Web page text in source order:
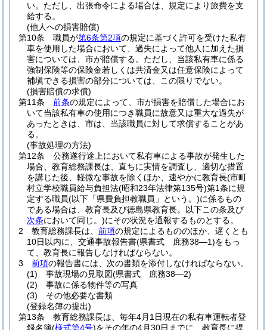
い。 ただし、出張命令による場合は、規定により旅費を支
給する。
(他人への損害賠償)
第10条
職員が第6条第2項の規定に基づく許可を受けた私有
車を使用した場合において、過失によって他人に加えた損
害については、市が賠償する。 ただし、当該私有車に係る
強制保険等の保険金若しくは共済金又は任意保険によって
補塡できる損害の部分については、この限りでない。
(損害賠償の求償)
第11条
前条の規定によって、市が損害を賠償した場合にお
いて当該私有車の使用につき職員に故意又は重大な過失が
あったときは、市は、当該職員に対して求償することがあ
る。
(事故処理の方法)
第12条
公務遂行途上において私有車による事故が発生した
場合、教育総務課長は、直ちに実情を調査し、適切な措置
を講じた後、軽微な事故を除くほか、速やかに教育長(市町
村立学校職員給与負担法(昭和23年法律第135号)第1条に規
定する職員(以下「県費負担教職員」という。)に係るもの
である場合は、教育長及び徳島県教育長。以下この条及び
次条において同じ。)にその状況を通報するものとする。
2
教育総務課長は、 前項の規定によるもののほか、遅くとも
10日以内に、交通事故報告書(県書式 庶務38―1)をもっ
て、教育長に報告しなければならない。
3
前項の報告書には、次の書類を添付しなければならない。
(1)
事故現場の見取図(県書式 庶務38―2)
(2)
事故に係る物件等の写真
(3)
その他必要な書類
(登録名簿の提出)
第13条
教育総務課長は、毎年4月1日現在の私有車運転者登
録名簿(様式第4号)をその年の4月30日までに、教育長に提